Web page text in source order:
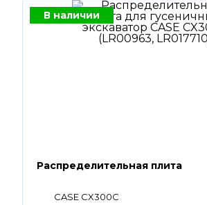
В наличии
Распределительная плита
CASE CX300C